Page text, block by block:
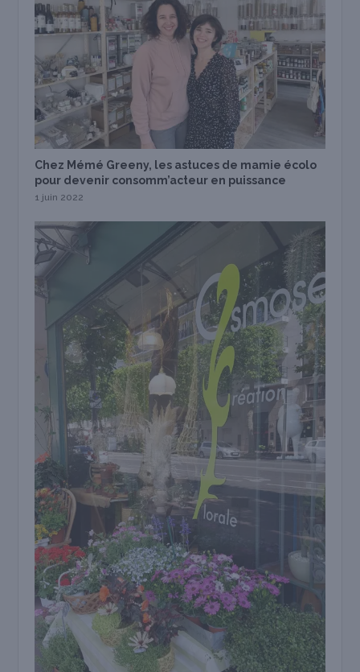
Chez Mémé Greeny, les astuces de mamie écolo
pour devenir consomm’acteur en puissance
1 juin 2022